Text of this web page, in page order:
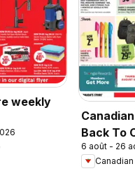
weekly
Back To
6 août - 26